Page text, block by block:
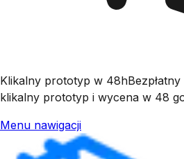
Klikalny prototyp w 48h
klikalny prototyp i wycena w 48
Menu nawigacji